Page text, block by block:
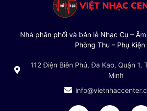
Nhà phân phối và bán lẻ Nhạc Cụ –
Phòng Thu – Phụ Kiện
112 Điện Biên Phủ, Đa Kao, Quận 1,
Minh